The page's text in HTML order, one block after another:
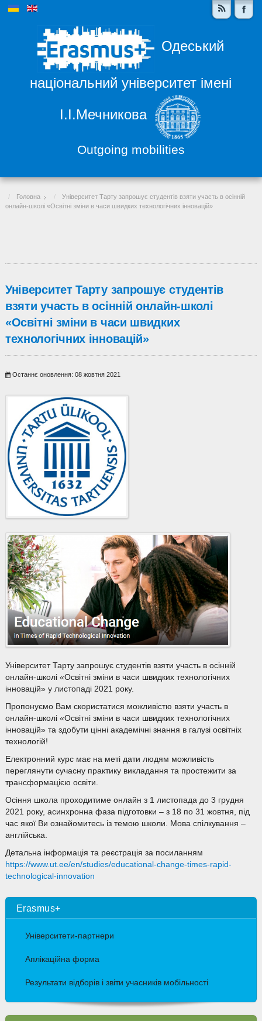
Одеський
національний університет імені
І.І.Мечникова
Outgoing mobilities
Головна
Університет Тарту запрошує студентів взяти участь в осінній
онлайн-школі «Освітні зміни в часи швидких технологічних інновацій»
Університет Тарту запрошує студентів
взяти участь в осінній онлайн-школі
«Освітні зміни в часи швидких
технологічних інновацій»
Останнє оновлення: 08 жовтня 2021
Університет Тарту запрошує студентів взяти участь в осінній
онлайн-школі «Освітні зміни в часи швидких технологічних
інновацій» у листопаді 2021 року.
Пропонуємо Вам скористатися можливістю взяти участь в
онлайн-школі «Освітні зміни в часи швидких технологічних
інновацій» та здобути цінні академічні знання в галузі освітніх
технологій!
Електронний курс має на меті дати людям можливість
переглянути сучасну практику викладання та простежити за
трансформацією освіти.
Осіння школа проходитиме онлайн з 1 листопада до 3 грудня
2021 року, асинхронна фаза підготовки – з 18 по 31 жовтня, під
час якої Ви ознайомитесь із темою школи. Мова спілкування –
англійська.
Детальна інформація та реєстрація за посиланням
https://www.ut.ee/en/studies/educational-change-times-rapid-
technological-innovation
Erasmus+
Університети-партнери
Аплікаційна форма
Результати відборів і звіти учасників мобільності